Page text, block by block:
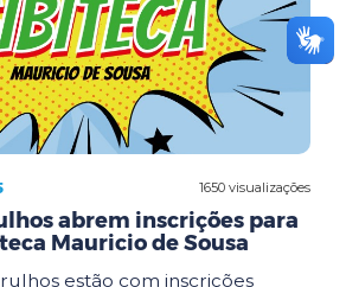
1650 visualizações
abrem inscrições para
Mauricio de Sousa
estão com inscrições